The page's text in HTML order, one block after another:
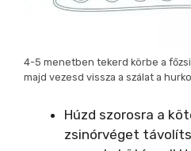
4-5 menetben tekerd körbe a
majd vezesd vissza a szálat a
Húzd szorosra a
zsinórvéget